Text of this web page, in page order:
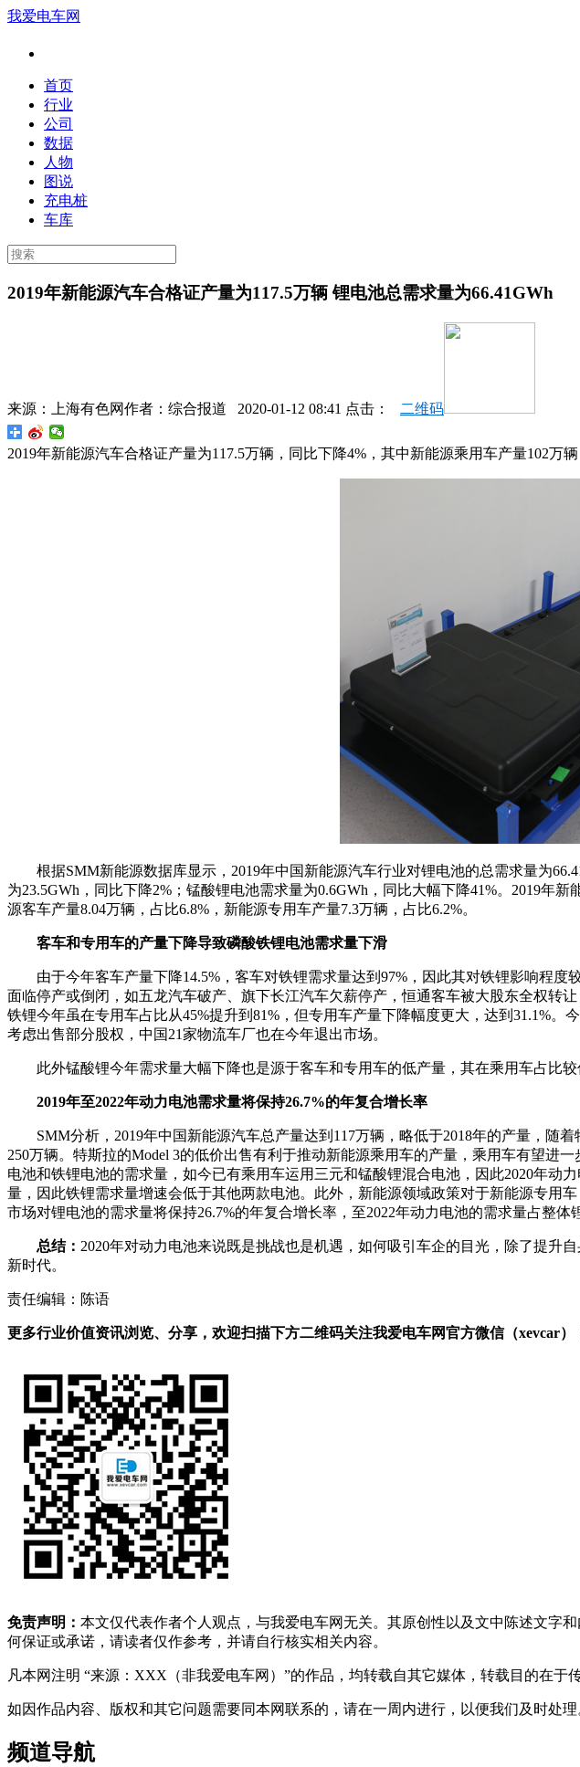
我爱电车网
首页
行业
公司
数据
人物
图说
充电桩
车库
2019年新能源汽车合格证产量为117.5万辆 锂电池总需求量为66.41GWh
来源： 上海有色网作者： 综合报道 2020-01-12 08:41 点击： 二维码
2019年新能源汽车合格证产量为117.5万辆，同比下降4%，其中新能源乘用车产量102万
根据SMM新能源数据库显示，2019年中国新能源汽车行业对锂电池的总需求量为
为23.5GWh，同比下降2%；锰酸锂电池需求量为0.6GWh，同比大幅下降41%。2019年
源客车产量8.04万辆，占比6.8%，新能源专用车产量7.3万辆，占比6.2%。
客车和专用车的产量下降导致磷酸铁锂电池需求量下滑
由于今年客车产量下降14.5%，客车对铁锂需求量达到97%，因此其对铁锂影响程
面临停产或倒闭，如五龙汽车破产、旗下长江汽车欠薪停产，恒通客车被大股东全权转
铁锂今年虽在专用车占比从45%提升到81%，但专用车产量下降幅度更大，达到31.1%
考虑出售部分股权，中国21家物流车厂也在今年退出市场。
此外锰酸锂今年需求量大幅下降也是源于客车和专用车的低产量，其在乘用车占比较
2019年至2022年动力电池需求量将保持26.7%的年复合增长率
SMM分析，2019年中国新能源汽车总产量达到117万辆，略低于2018年的产量，随
250万辆。特斯拉的Model 3的低价出售有利于推动新能源乘用车的产量，乘用车有望进
电池和铁锂电池的需求量，如今已有乘用车运用三元和锰酸锂混合电池，因此2020年动
量，因此铁锂需求量增速会低于其他两款电池。此外，新能源领域政策对于新能源专用
市场对锂电池的需求量将保持26.7%的年复合增长率，至2022年动力电池的需求量占整体
总结： 2020年对动力电池来说既是挑战也是机遇，如何吸引车企的目光，除了提升
新时代。
责任编辑：陈语
更多行业价值资讯浏览、分享，欢迎扫描下方二维码关注我爱电车网官方微信（xevcar）
免责声明： 本文仅代表作者个人观点，与我爱电车网无关。其原创性以及文中陈述文字
何保证或承诺，请读者仅作参考，并请自行核实相关内容。
凡本网注明 “来源：XXX（非我爱电车网）”的作品，均转载自其它媒体，转载目的在于
如因作品内容、版权和其它问题需要同本网联系的，请在一周内进行，以便我们及时处理
频道导航